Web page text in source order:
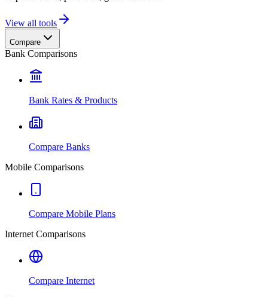
View all tools
Compare
Bank Comparisons
Bank Rates & Products
Compare Banks
Mobile Comparisons
Compare Mobile Plans
Internet Comparisons
Compare Internet